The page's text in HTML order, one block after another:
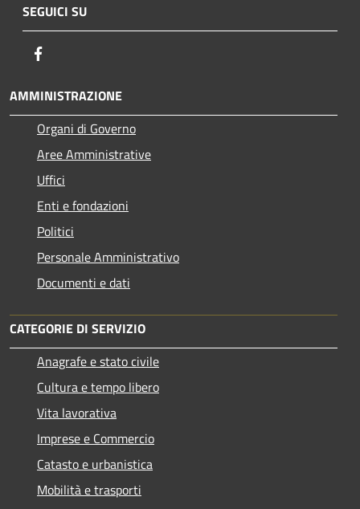
SEGUICI SU
AMMINISTRAZIONE
Organi di Governo
Aree Amministrative
Uffici
Enti e fondazioni
Politici
Personale Amministrativo
Documenti e dati
CATEGORIE DI SERVIZIO
Anagrafe e stato civile
Cultura e tempo libero
Vita lavorativa
Imprese e Commercio
Catasto e urbanistica
Mobilità e trasporti